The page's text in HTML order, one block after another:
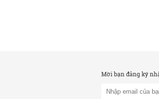
Mời bạn đăng ký